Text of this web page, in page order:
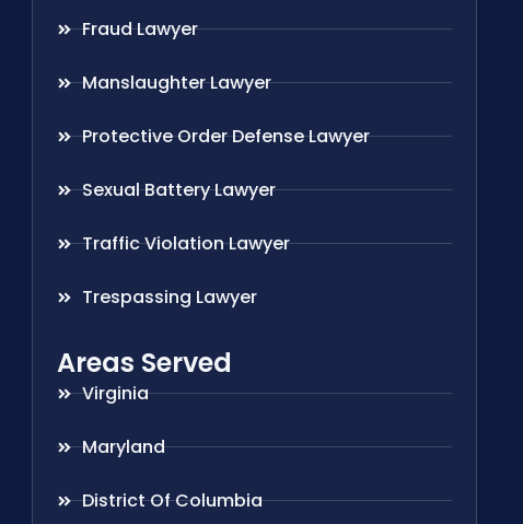
Fraud Lawyer
Manslaughter Lawyer
Protective Order Defense Lawyer
Sexual Battery Lawyer
Traffic Violation Lawyer
Trespassing Lawyer
Areas Served
Virginia
Maryland
District Of Columbia